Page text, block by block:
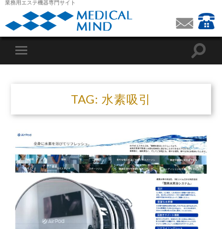
業務用エステ機器専門サイト
TAG: 水素吸引